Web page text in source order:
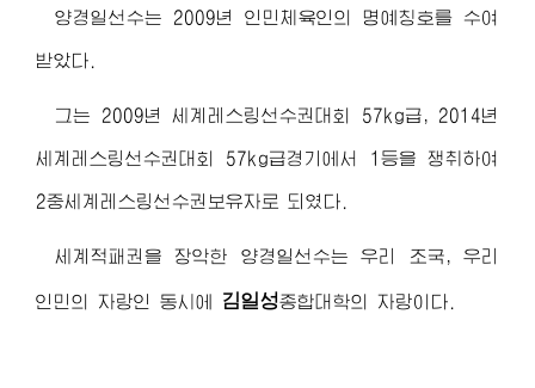
양경일선수는 2009년 인민체육인의 명예칭호를 수여
받았다.
그는 2009년 세계레스링선수권대회 57kg급, 2014년
세계레스링선수권대회 57kg급경기에서 1등을 쟁취하여
2중세계레스링선수권보유자로 되였다.
세계적패권을 장악한 양경일선수는 우리 조국, 우리
인민의 자랑인 동시에 김일성종합대학의 자랑이다.